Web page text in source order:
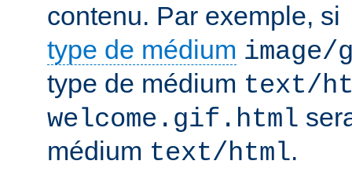
contenu. Par exemple, si
type de médium
type de médium text/
welcome.gif.html
médium text/html.